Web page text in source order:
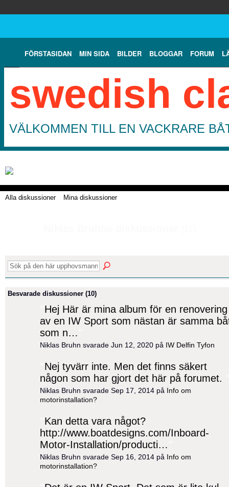
FÖRSTASIDAN MIN SIDA BILDER BLOGGAR FORUM
swedish
VÄLKOMMEN TILL EN VACKRARE
Alla diskussioner Mina diskussioner
Besvarade diskussioner (10)
Hej Här är mina album för en renovering
av en IW Sport som nästan är samma
som n…
Niklas Bruhn svarade Jun 12, 2020 på IW Delfin Tyfon
Nej tyvärr inte. Men det finns säkert
någon som har gjort det här på forumet.
Niklas Bruhn svarade Sep 17, 2014 på Info om
motorinstallation?
Kan detta vara något?
http://www.boatdesigns.com/Inboard-
Motor-Installation/producti…
Niklas Bruhn svarade Sep 16, 2014 på Info om
motorinstallation?